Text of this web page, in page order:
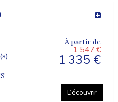
À partir de
1 547 €
1 335 €
Découvrir